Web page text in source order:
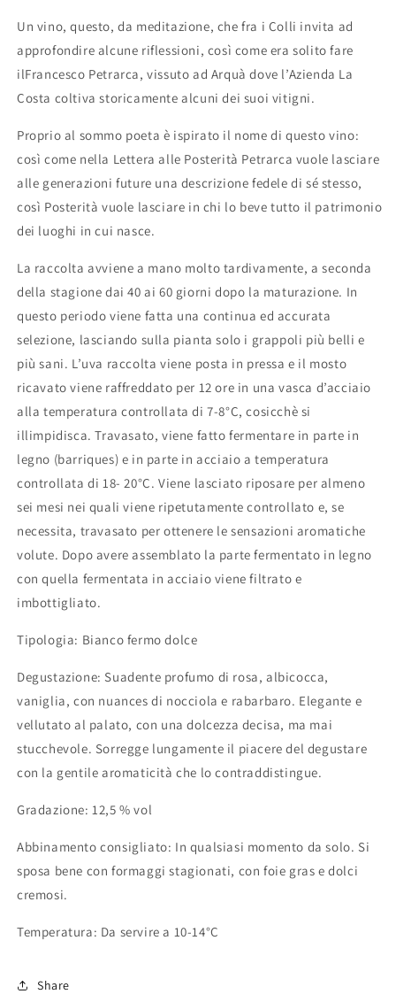
Un vino, questo, da meditazione, che fra i Colli invita ad
approfondire alcune riflessioni, così come era solito fare
ilFrancesco Petrarca, vissuto ad Arquà dove l’Azienda La
Costa coltiva storicamente alcuni dei suoi vitigni.
Proprio al sommo poeta è ispirato il nome di questo vino:
così come nella Lettera alle Posterità Petrarca vuole lasciare
alle generazioni future una descrizione fedele di sé stesso,
così Posterità vuole lasciare in chi lo beve tutto il patrimonio
dei luoghi in cui nasce.
La raccolta avviene a mano molto tardivamente, a seconda
della stagione dai 40 ai 60 giorni dopo la maturazione. In
questo periodo viene fatta una continua ed accurata
selezione, lasciando sulla pianta solo i grappoli più belli e
più sani. L’uva raccolta viene posta in pressa e il mosto
ricavato viene raffreddato per 12 ore in unavasca d’acciaio
alla temperatura controllata di 7-8°C, cosicchè si
illimpidisca. Travasato, viene fatto fermentare in parte in
legno (barriques) e in parte in acciaio a temperatura
controllata di 18- 20°C. Viene lasciato riposare per almeno
sei mesi nei quali viene ripetutamente controllato e, se
necessita, travasato per ottenere le sensazioni aromatiche
volute. Dopo avere assemblato la parte fermentato in legno
con quella fermentata in acciaio viene filtrato e
imbottigliato.
Tipologia: Bianco fermo dolce
Degustazione: Suadente profumo di rosa, albicocca,
vaniglia, con nuances di nocciola e rabarbaro. Elegante e
vellutato al palato, con una dolcezza decisa, ma mai
stucchevole. Sorregge lungamente il piacere del degustare
con la gentile aromaticità che lo contraddistingue.
Gradazione: 12,5 % vol
Abbinamento consigliato: In qualsiasi momento da solo. Si
sposa bene con formaggi stagionati, con foie gras e dolci
cremosi.
Temperatura: Da servire a 10-14°C
Share